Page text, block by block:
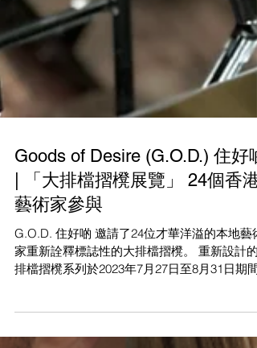
Goods of Desire (G.O.D.) 住好啲
| 「大排檔摺櫈展覽」 24個香港
藝術家參與
家重新詮釋標誌性的大排檔摺櫈。 重新設計的
商店和網上展出並可購買。 大排檔是香港版的